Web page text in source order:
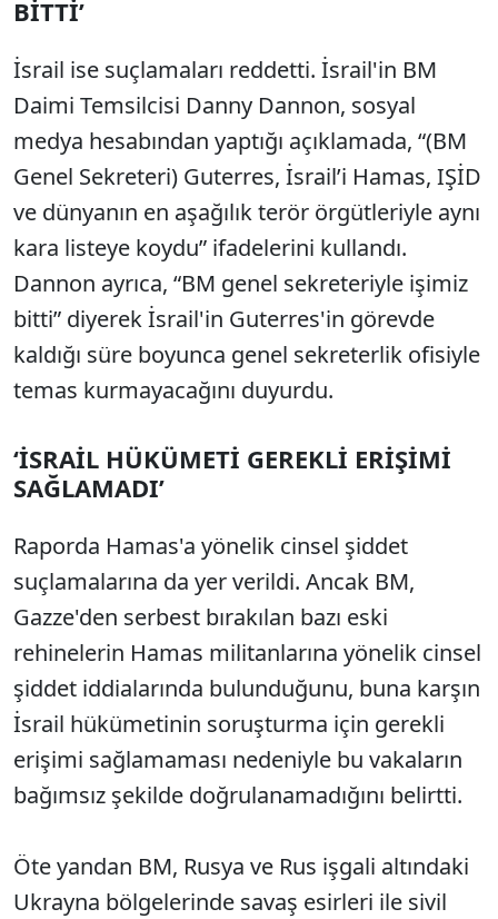
BİTTİ’
İsrail ise suçlamaları reddetti. İsrail'in BM
Daimi Temsilcisi Danny Dannon, sosyal
medya hesabından yaptığı açıklamada, “(BM
Genel Sekreteri) Guterres, İsrail’i Hamas, IŞİD
ve dünyanın en aşağılık terör örgütleriyle aynı
kara listeye koydu” ifadelerini kullandı.
Dannon ayrıca, “BM genel sekreteriyle işimiz
bitti” diyerek İsrail'in Guterres'in görevde
kaldığı süre boyunca genel sekreterlik ofisiyle
temas kurmayacağını duyurdu.
‘İSRAİL HÜKÜMETİ GEREKLİ ERİŞİMİ
SAĞLAMADI’
Raporda Hamas'a yönelik cinsel şiddet
suçlamalarına da yer verildi. Ancak BM,
Gazze'den serbest bırakılan bazı eski
rehinelerin Hamas militanlarına yönelik cinsel
şiddet iddialarında bulunduğunu, buna karşın
İsrail hükümetinin soruşturma için gerekli
erişimi sağlamaması nedeniyle bu vakaların
bağımsız şekilde doğrulanamadığını belirtti.
Öte yandan BM, Rusya ve Rus işgali altındaki
Ukrayna bölgelerinde savaş esirleri ile sivil